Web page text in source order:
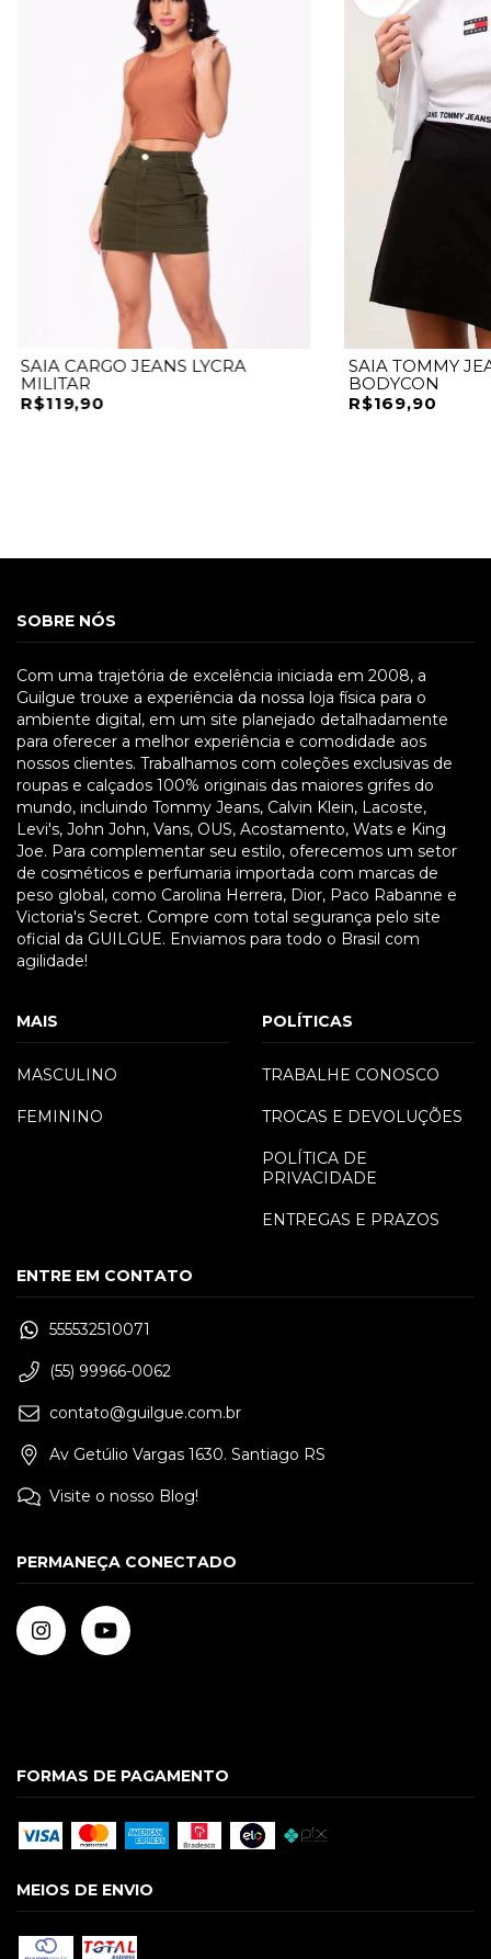
SAIA CARGO JEANS LYCRA
MILITAR
R$119,90
SAIA TOMMY
BODYCON
R$169,90
SOBRE NÓS
Com uma trajetória de excelência iniciada em 2008, a
Guilgue trouxe a experiência da nossa loja física para o
ambiente digital, em um site planejado detalhadamente
para oferecer a melhor experiência e comodidade aos
nossos clientes. Trabalhamos com coleções exclusivas de
roupas e calçados 100% originais das maiores grifes do
mundo, incluindo Tommy Jeans, Calvin Klein, Lacoste,
Levi's, John John, Vans, OUS, Acostamento, Wats e King
Joe. Para complementar seu estilo, oferecemos um setor
de cosméticos e perfumaria importada com marcas de
peso global, como Carolina Herrera, Dior, Paco Rabanne e
Victoria's Secret. Compre com total segurança pelo site
oficial da GUILGUE. Enviamos para todo o Brasil com
agilidade!
MAIS
MASCULINO
FEMININO
POLÍTICAS
TRABALHE CONOSCO
TROCAS E DEVOLUÇÕES
POLÍTICA DE
PRIVACIDADE
ENTREGAS E PRAZOS
ENTRE EM CONTATO
555532510071
(55) 99966-0062
contato@guilgue.com.br
Av Getúlio Vargas 1630. Santiago RS
Visite o nosso Blog!
PERMANEÇA CONECTADO
FORMAS DE PAGAMENTO
MEIOS DE ENVIO